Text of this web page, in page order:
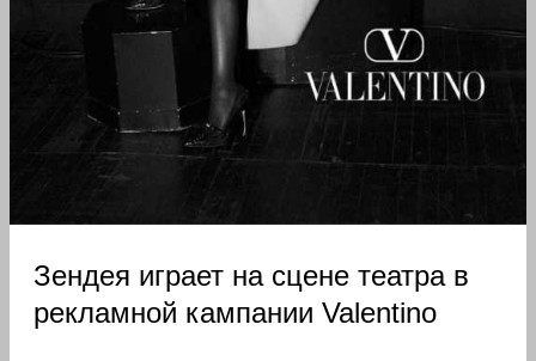
Зендея играет на сцене театра в
рекламной кампании Valentino